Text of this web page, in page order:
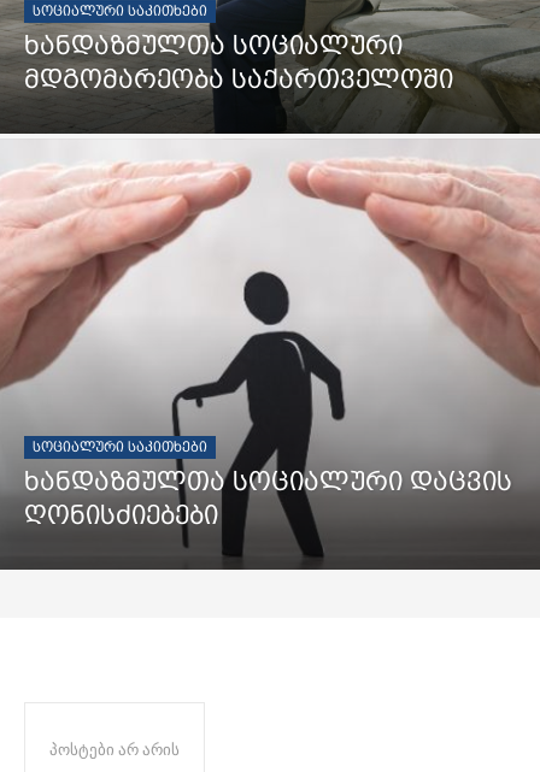
ᲡᲝᲪᲘᲐᲚᲣᲠᲘ ᲡᲐᲙᲘᲗᲮᲔᲑᲘ
ხანდაზმულთა სოციალური
მდგომარეობა საქართველოში
ᲡᲝᲪᲘᲐᲚᲣᲠᲘ ᲡᲐᲙᲘᲗᲮᲔᲑᲘ
ხანდაზმულთა სოციალური დაცვის
ღონისძიებები
პოსტები არ არის